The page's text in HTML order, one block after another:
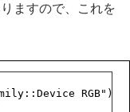
ますので、これを
RGB"))